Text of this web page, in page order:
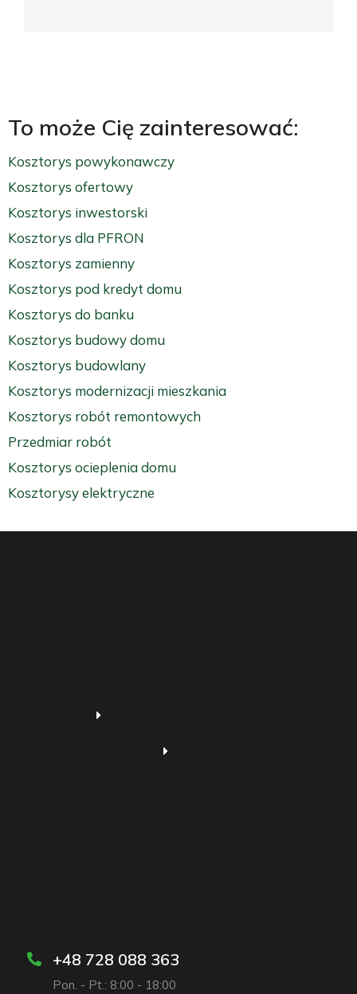
To może Cię zainteresować:
Kosztorys powykonawczy
Kosztorys ofertowy
Kosztorys inwestorski
Kosztorys dla PFRON
Kosztorys zamienny
Kosztorys pod kredyt domu
Kosztorys do banku
Kosztorys budowy domu
Kosztorys budowlany
Kosztorys modernizacji mieszkania
Kosztorys robót remontowych
Przedmiar robót
Kosztorys ocieplenia domu
Kosztorysy elektryczne
+48 728 088 363
Pon. - Pt.: 8:00 - 18:00